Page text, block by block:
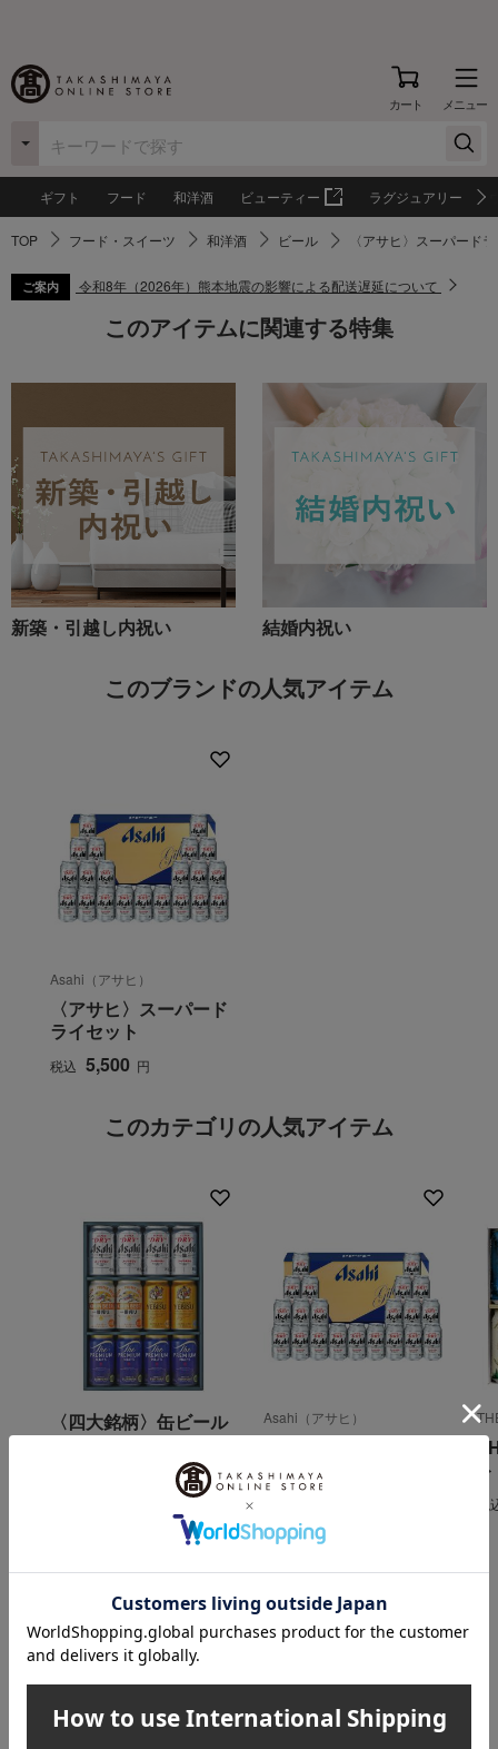
カート メニュー
ギフト フード 和洋酒 ビューティー ラグジュアリー
TOP フード・スイーツ 和洋酒 ビール 〈アサヒ〉スーパード
ご案内 令和8年（2026年）熊本地震の影響による配送遅延について
このアイテムに関連する特集
新築・引越し内祝い 結婚内祝い
このブランドの人気アイテム
Asahi（アサヒ）
〈アサヒ〉スーパード
ライセット
税込 5,500 円
このカテゴリの人気アイテム
〈四大銘柄〉缶ビール
セット
Asahi（アサヒ）
ライセット
税
INFORMATION
大切なお知らせ
2026年07月29日
お届け遅延のお知らせ